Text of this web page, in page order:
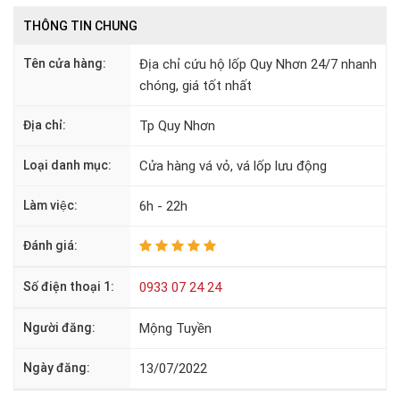
THÔNG TIN CHUNG
Tên cửa hàng:
Địa chỉ cứu hộ lốp Quy Nhơn 24/7 nhanh
chóng, giá tốt nhất
Địa chỉ: Tp Quy Nhơn
Loại danh mục: Cửa hàng vá vỏ, vá lốp lưu động
Làm việc: 6h - 22h
Đánh giá:
Số điện thoại 1: 0933 07 24 24
Người đăng: Mộng Tuyền
Ngày đăng: 13/07/2022